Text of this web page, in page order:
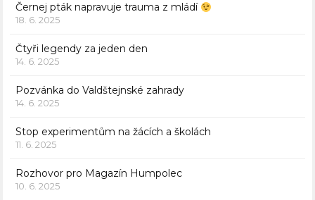
Černej pták napravuje trauma z mládí
18. 6. 2025
Čtyři legendy za jeden den
14. 6. 2025
Pozvánka do Valdštejnské zahrady
14. 6. 2025
Stop experimentům na žácích a školách
11. 6. 2025
Rozhovor pro Magazín Humpolec
10. 6. 2025